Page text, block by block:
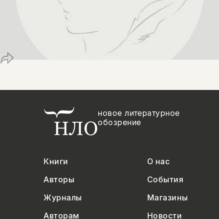
новое литературное
обозрение
Книги
О нас
Авторы
События
Журналы
Магазины
Авторам
Новости
ссылку
Телеграм Дзен